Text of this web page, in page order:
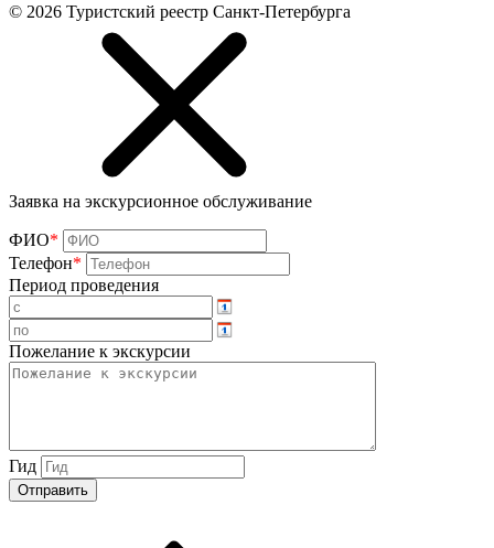
© 2026 Туристский реестр Санкт-Петербурга
Заявка на экскурсионное обслуживание
ФИО*
Телефон*
Период проведения
Пожелание к экскурсии
Гид